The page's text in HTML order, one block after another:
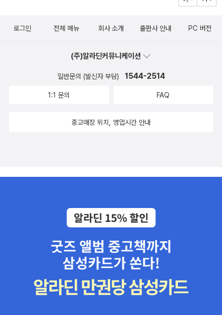
로그인 전체 메뉴 회사 소개 출판사 안내 PC 버전
(주)알라딘커뮤니케이션
일반문의 (발신자 부담) 1544-2514
1:1 문의 FAQ
중고매장 위치, 영업시간 안내